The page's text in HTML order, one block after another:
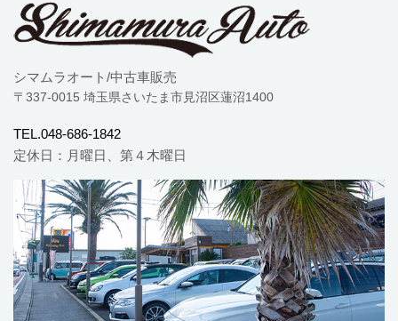
シマムラオート/中古車販売
〒337-0015 埼玉県さいたま市見沼区蓮沼1400
TEL.048-686-1842
定休日：月曜日、第４木曜日